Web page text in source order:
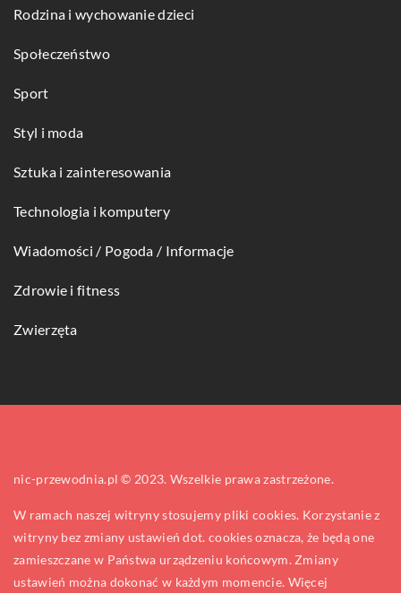
Rodzina i wychowanie dzieci
Społeczeństwo
Sport
Styl i moda
Sztuka i zainteresowania
Technologia i komputery
Wiadomości / Pogoda / Informacje
Zdrowie i fitness
Zwierzęta
nic-przewodnia.pl © 2023. Wszelkie prawa zastrzeżone.
W ramach naszej witryny stosujemy pliki cookies. Korzystanie z
witryny bez zmiany ustawień dot. cookies oznacza, że będą one
zamieszczane w Państwa urządzeniu końcowym. Zmiany
ustawień można dokonać w każdym momencie. Więcej